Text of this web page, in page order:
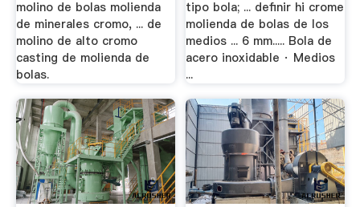
molino de bolas molienda
de minerales cromo, ... de
molino de alto cromo
casting de molienda de
bolas.
tipo bola; ... definir hi crome
molienda de bolas de los
medios ... 6 mm..... Bola de
acero inoxidable · Medios
...